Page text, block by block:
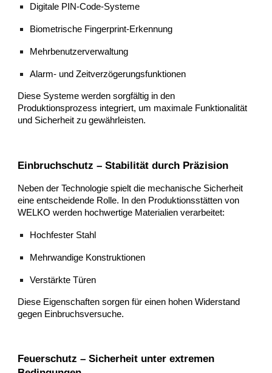
Digitale PIN-Code-Systeme
Biometrische Fingerprint-Erkennung
Mehrbenutzerverwaltung
Alarm- und Zeitverzögerungsfunktionen
Diese Systeme werden sorgfältig in den
Produktionsprozess integriert, um maximale Funktionalität
und Sicherheit zu gewährleisten.
Einbruchschutz – Stabilität durch Präzision
Neben der Technologie spielt die mechanische Sicherheit
eine entscheidende Rolle. In den Produktionsstätten von
WELKO werden hochwertige Materialien verarbeitet:
Hochfester Stahl
Mehrwandige Konstruktionen
Verstärkte Türen
Diese Eigenschaften sorgen für einen hohen Widerstand
gegen Einbruchsversuche.
Feuerschutz – Sicherheit unter extremen